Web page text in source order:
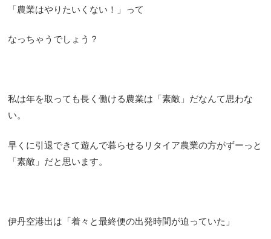
「農業はやりたいくない！」って
なっちゃうでしょう？
私は年を取っても長く働ける農業は「素敵」だなんて思わな
い。
早くに引退できて遊んで暮らせるリタイア農業の方がずーっと
「素敵」だと思います。
伊丹空港出は「着々と最終便の出発時間が迫っていた」